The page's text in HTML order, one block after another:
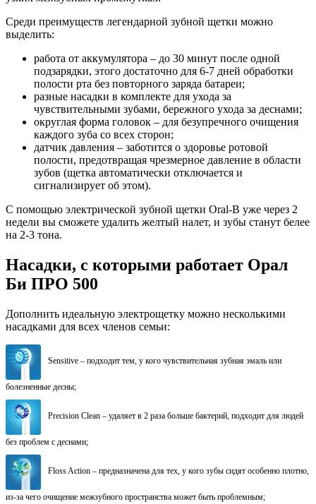
Среди преимуществ легендарной зубной щетки можно
выделить:
работа от аккумулятора – до 30 минут после одной
подзарядки, этого достаточно для 6-7 дней обработки
полости рта без повторного заряда батареи;
разные насадки в комплекте для ухода за
чувствительными зубами, бережного ухода за деснами;
округлая форма головок – для безупречного очищения
каждого зуба со всех сторон;
датчик давления – заботится о здоровье ротовой
полости, предотвращая чрезмерное давление в области
зубов (щетка автоматически отключается и
сигнализирует об этом).
С помощью электрической зубной щетки Oral-B уже через 2
недели вы сможете удалить желтый налет, и зубы станут белее
на 2-3 тона.
Насадки, с которыми работает Орал
Би ПРО 500
Дополнить идеальную электрощетку можно несколькими
насадками для всех членов семьи:
Sensitive – подходит тем, у кого чувствительная зубная эмаль или
болезненные десны;
Precision Clean – удаляет в 2 раза больше бактерий, подходит для людей
без проблем с деснами;
Floss Action – предназначена для тех, у кого зубы сидят особенно плотно,
из-за чего очищение межзубного пространства может быть проблемным;